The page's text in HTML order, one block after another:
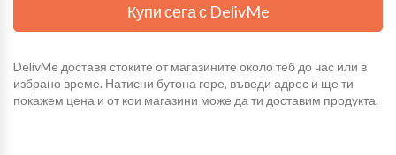
Купи сега с DelivMe
DelivMe доставя стоките от магазините около теб до час или в
избрано време. Натисни бутона горе, въведи адрес и ще ти
покажем цена и от кои магазини може да ти доставим продукта.